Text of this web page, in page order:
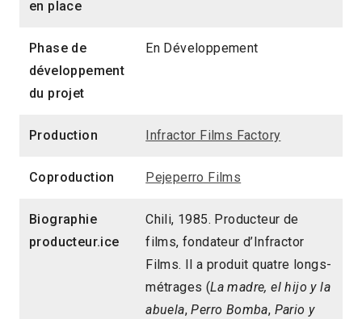
en place
Phase de
développement
du projet
En Développement
Production Infractor Films Factory
Coproduction Pejeperro Films
Biographie
producteur.ice
Chili, 1985. Producteur de
films, fondateur d’Infractor
Films. Il a produit quatre longs-
métrages (La madre, el hijo y la
abuela,Perro Bomba, Pario y